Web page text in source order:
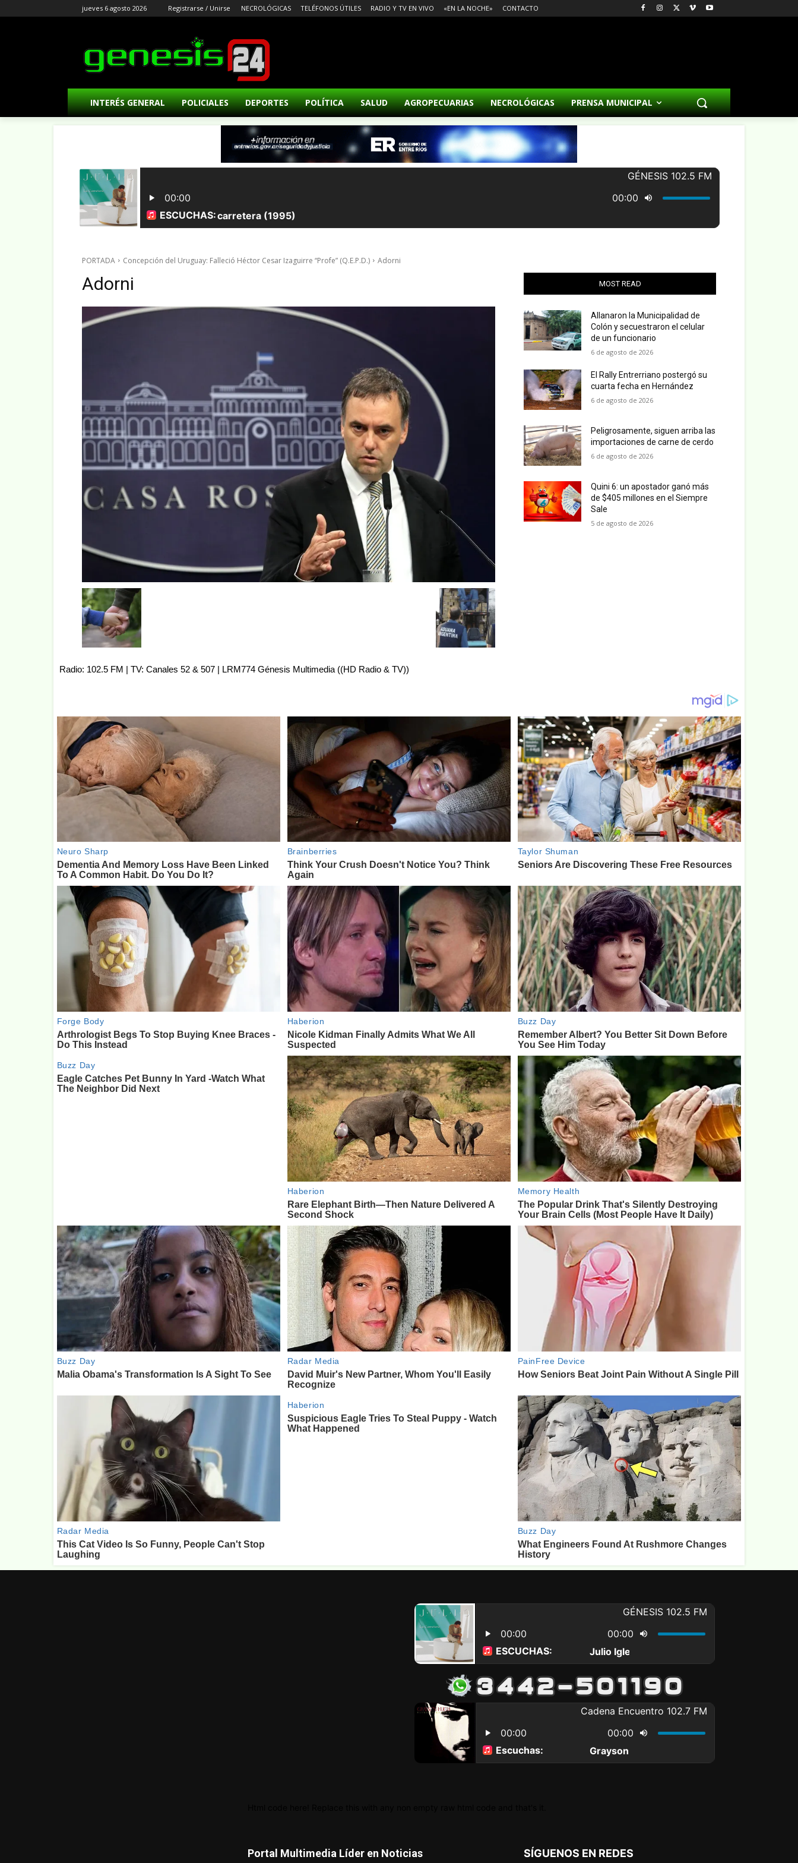
jueves 6 agosto 2026 Registrarse / Unirse NECROLÓGICAS TELÉFONOS ÚTILES RADIO Y TV EN VIVO «EN LA NOCHE» CONTACTO
INTERÉS GENERAL POLICIALES DEPORTES POLÍTICA SALUD AGROPECUARIAS NECROLÓGICAS PRENSA MUNICIPAL
PORTADA Concepción del Uruguay: Falleció Héctor Cesar Izaguirre “Profe” (Q.E.P.D.) Adorni
Adorni MOST READ
Allanaron la Municipalidad de
Colón y secuestraron el celular
de un funcionario
6 de agosto de 2026
El Rally Entrerriano postergó su
cuarta fecha en Hernández
6 de agosto de 2026
Peligrosamente, siguen arriba las
importaciones de carne de cerdo
6 de agosto de 2026
Quini 6: un apostador ganó más
de $405 millones en el Siempre
Sale
5 de agosto de 2026
Radio: 102.5 FM | TV: Canales 52 & 507 | LRM774 Génesis Multimedia ((HD Radio & TV))
Portal Multimedia Líder en Noticias SÍGUENOS EN REDES